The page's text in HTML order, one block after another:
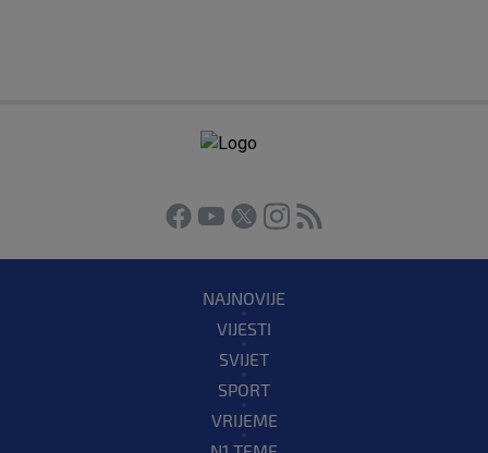
NAJNOVIJE
VIJESTI
SVIJET
SPORT
VRIJEME